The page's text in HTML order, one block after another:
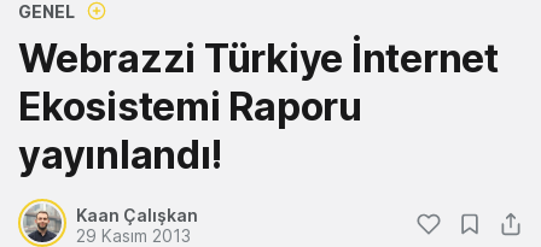
GENEL
Webrazzi Türkiye İnternet
Ekosistemi Raporu
yayınlandı!
Kaan Çalışkan
29 Kasım 2013